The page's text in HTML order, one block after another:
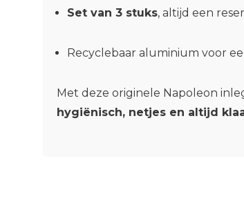
Set van 3 stuks, altijd een
Recyclebaar aluminium voor
Met deze originele Napoleon
hygiënisch, netjes en altijd